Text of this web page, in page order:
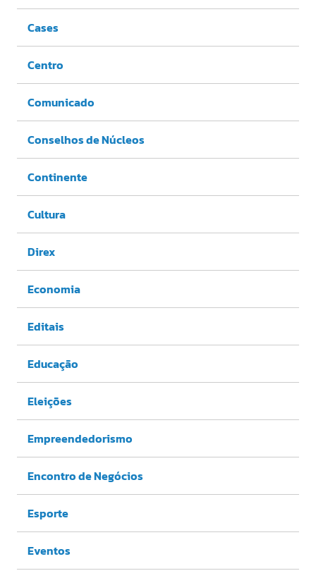
Cases
Centro
Comunicado
Conselhos de Núcleos
Continente
Cultura
Direx
Economia
Editais
Educação
Eleições
Empreendedorismo
Encontro de Negócios
Esporte
Eventos